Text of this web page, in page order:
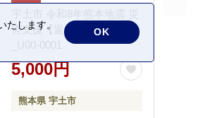
宇土市 令和8年熊本地震 災
害支援【返礼品なし】
_U00-0001
5,000円
熊本県 宇土市
します。
OK